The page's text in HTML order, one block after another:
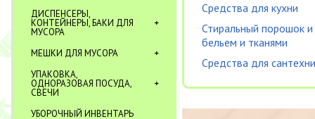
ДИСПЕНСЕРЫ,
КОНТЕЙНЕРЫ, БАКИ ДЛЯ
МУСОРА
МЕШКИ ДЛЯ МУСОРА
УПАКОВКА,
ОДНОРАЗОВАЯ ПОСУДА,
СВЕЧИ
УБОРОЧНЫЙ ИНВЕНТАРЬ
Средства для кухни
Стиральный порошок
бельем и тканями
Средства для